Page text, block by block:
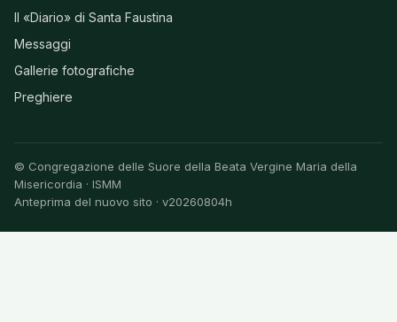
Il «Diario» di Santa Faustina
Messaggi
Gallerie fotografiche
Preghiere
© Congregazione delle Suore della Beata Vergine Maria della
Misericordia · ISMM
Anteprima del nuovo sito · v20260804h